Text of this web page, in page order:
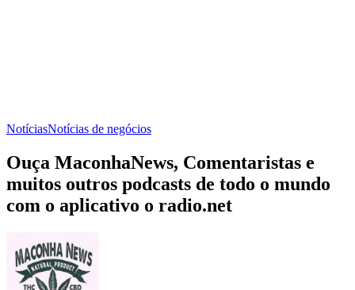
NotíciasNotícias de negócios
Ouça MaconhaNews, Comentaristas e
muitos outros podcasts de todo o mundo
com o aplicativo o radio.net